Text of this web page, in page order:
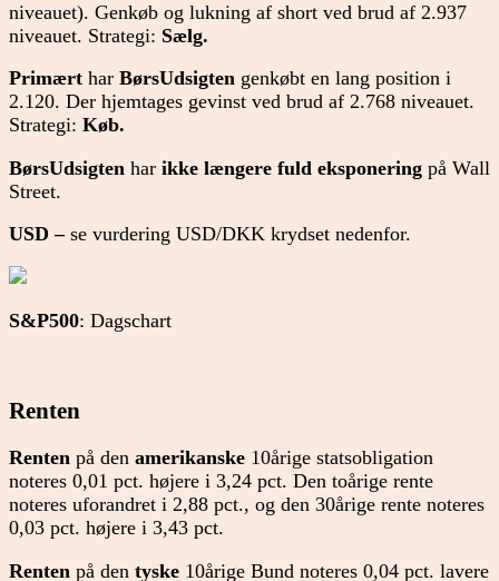
niveauet). Genkøb og lukning af short ved brud af 2.937
niveauet. Strategi: Sælg.
Primært har BørsUdsigten genkøbt en lang position i
2.120. Der hjemtages gevinst ved brud af 2.768 niveauet.
Strategi: Køb.
BørsUdsigten har ikke længere fuld eksponering på Wall
Street.
USD – se vurdering USD/DKK krydset nedenfor.
S&P500: Dagschart
Renten
Renten på den amerikanske 10årige statsobligation
noteres 0,01 pct. højere i 3,24 pct. Den toårige rente
noteres uforandret i 2,88 pct., og den 30årige rente noteres
0,03 pct. højere i 3,43 pct.
Renten på den tyske 10årige Bund noteres 0,04 pct. lavere